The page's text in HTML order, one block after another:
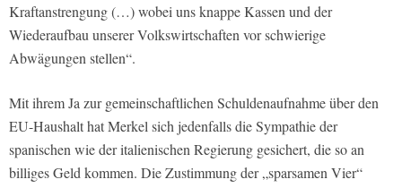
Kraftanstrengung (…) wobei uns knappe Kassen und der
Wiederaufbau unserer Volkswirtschaften vor schwierige
Abwägungen stellen“.
Mit ihrem Ja zur gemeinschaftlichen Schuldenaufnahme über den
EU-Haushalt hat Merkel sich jedenfalls die Sympathie der
spanischen wie der italienischen Regierung gesichert, die so an
billiges Geld kommen. Die Zustimmung der „sparsamen Vier“